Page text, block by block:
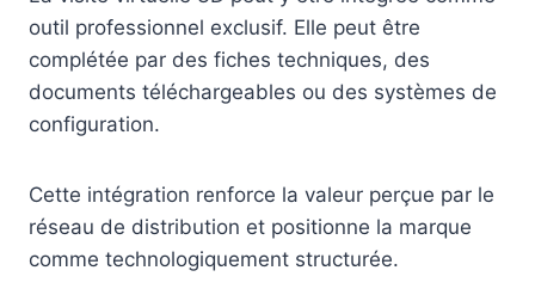
outil professionnel exclusif. Elle peut être
complétée par des fiches techniques, des
documents téléchargeables ou des systèmes de
configuration.
Cette intégration renforce la valeur perçue par le
réseau de distribution et positionne la marque
comme technologiquement structurée.